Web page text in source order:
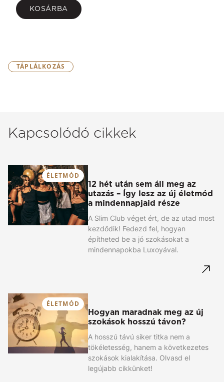
KOSÁRBA
TÁPLÁLKOZÁS
Kapcsolódó cikkek
ÉLETMÓD
12 hét után sem áll meg az
utazás – Így lesz az új életmód
a mindennapjaid része
A Slim Club véget ért, de az utad most
kezdődik! Fedezd fel, hogyan
építheted be a jó szokásokat a
mindennapokba Luxoyával.
ÉLETMÓD
Hogyan maradnak meg az új
szokások hosszú távon?
A hosszú távú siker titka nem a
tökéletesség, hanem a következetes
szokások kialakítása. Olvasd el
legújabb cikkünket!